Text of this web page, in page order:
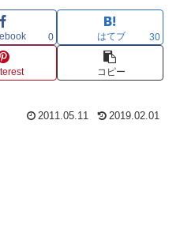
0 はてブ 30
コピー
2011.05.11 2019.02.01